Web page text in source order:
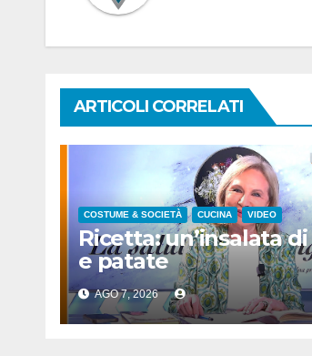
ARTICOLI CORRELATI
COSTUME & SOCIETÀ CUCINA VIDEO
Ricetta: un’insalata
e patate
AGO 7, 2026